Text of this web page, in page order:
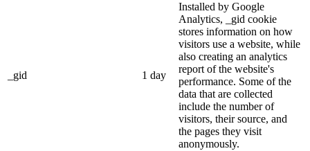
_gid 1 day
Installed by Google
Analytics, _gid cookie
stores information on how
visitors use a website, while
also creating an analytics
report of the website's
performance. Some of the
data that are collected
include the number of
visitors, their source, and
the pages they visit
anonymously.